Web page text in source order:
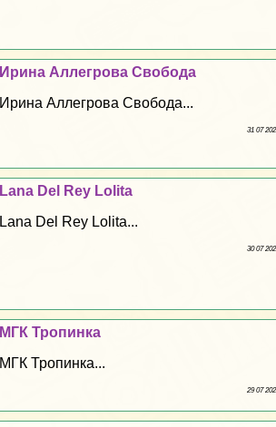
Ирина Аллегрова Свобода
Ирина Аллегрова Свобода...
31 07
Lana Del Rey Lolita
Lana Del Rey Lolita...
30 07
МГК Тропинка
МГК Тропинка...
29 07